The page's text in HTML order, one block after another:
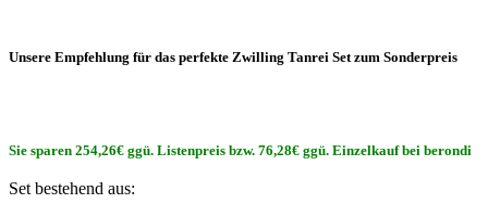
Unsere Empfehlung für das perfekte Zwilling Tanrei Set zum Sonderpreis
Sie sparen 254,26€ ggü. Listenpreis bzw. 76,28€ ggü. Einzelkauf bei berondi
Set bestehend aus: